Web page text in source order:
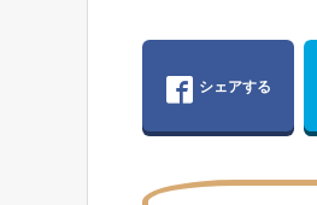
シェアする